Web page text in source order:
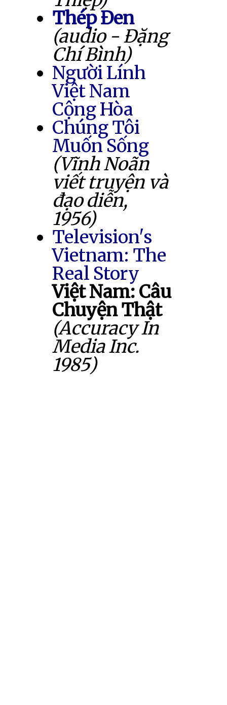
Thép Đen
(audio - Đặng
Chí Bình)
Người Lính
Việt Nam
Cộng Hòa
Chúng Tôi
Muốn Sống
(Vĩnh Noãn
viết truyện và
đạo diễn,
1956)
Television's
Vietnam: The
Real Story
Việt Nam: Câu
Chuyện Thật
(Accuracy In
Media Inc.
1985)